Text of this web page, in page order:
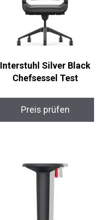
Interstuhl Silver Black
Chefsessel Test
Preis prüfen